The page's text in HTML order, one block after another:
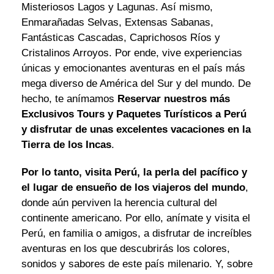
Misteriosos Lagos y Lagunas. Así mismo,
Enmarañadas Selvas, Extensas Sabanas,
Fantásticas Cascadas, Caprichosos Ríos y
Cristalinos Arroyos. Por ende, vive experiencias
únicas y emocionantes aventuras en el país más
mega diverso de América del Sur y del mundo. De
hecho, te anímamos Reservar nuestros más
Exclusivos Tours y Paquetes Turísticos a Perú
y disfrutar de unas excelentes vacaciones en la
Tierra de los Incas.
Por lo tanto, visita Perú, la perla del pacífico y
el lugar de ensueño de los viajeros del mundo,
donde aún perviven la herencia cultural del
continente americano. Por ello, anímate y visita el
Perú, en familia o amigos, a disfrutar de increíbles
aventuras en los que descubrirás los colores,
sonidos y sabores de este país milenario. Y, sobre